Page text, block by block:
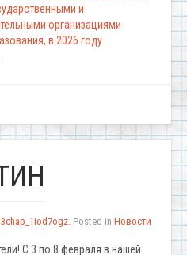
и
организациями
в 2026 году
. Posted in Новости
С 3 по 8 февраля в нашей